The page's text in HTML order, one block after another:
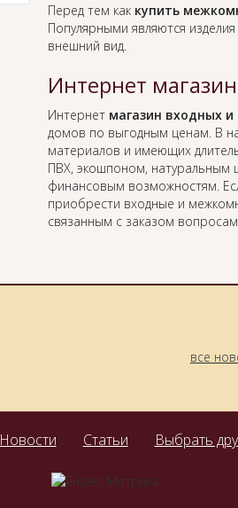
Перед тем как купить
Популярными являются
внешний вид.
Интернет
Интернет магазин входных
домов по выгодным ценам. В
материалов и имеющих
ПВХ, экошпоном, натуральным
финансовым возможностям.
приобрести входные и
связанным с заказом
все
Новости Статьи Выбрать